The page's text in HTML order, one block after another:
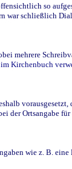
so
war schließlich
mehrere
Kirchenbuch
Ortsangabe
wie z. B. eine